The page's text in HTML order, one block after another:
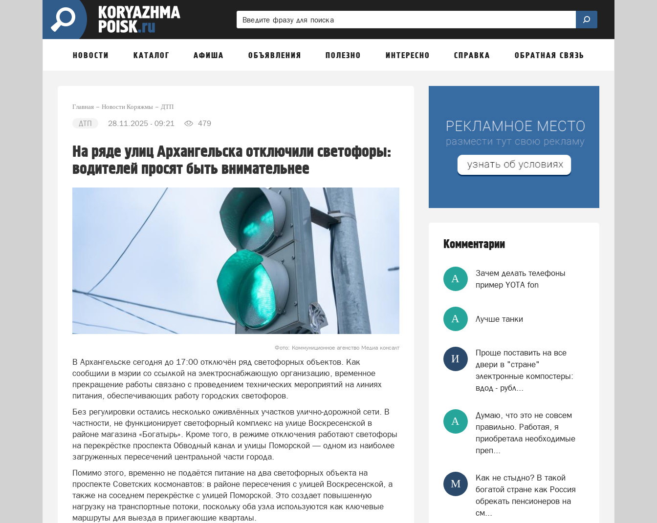
НОВОСТИ КАТАЛОГ АФИША ОБЪЯВЛЕНИЯ ПОЛЕЗНО ИНТЕРЕСНО СПРАВКА ОБРАТНАЯ СВЯЗЬ
Главная Новости Коряжмы ДТП
ДТП 28.11.2025 - 09:21 479
На ряде улиц Архангельска отключили светофоры:
водителей просят быть внимательнее
Фото: Коммуниционное агенство Медиа консалт
В Архангельске сегодня до 17:00 отключён ряд светофорных объектов. Как
сообщили в мэрии со ссылкой на электроснабжающую организацию, временное
прекращение работы связано с проведением технических мероприятий на линиях
питания, обеспечивающих работу городских светофоров.
Без регулировки остались несколько оживлённых участков улично-дорожной сети. В
частности, не функционирует светофорный комплекс на улице Воскресенской в
районе магазина «Богатырь». Кроме того, в режиме отключения работают светофоры
на перекрёстке проспекта Обводный канал и улицы Поморской — одном из наиболее
загруженных пересечений центральной части города.
Помимо этого, временно не подаётся питание на два светофорных объекта на
проспекте Советских космонавтов: в районе пересечения с улицей Воскресенской, а
также на соседнем перекрёстке с улицей Поморской. Это создает повышенную
нагрузку на транспортные потоки, поскольку оба узла используются как ключевые
маршруты для выезда в прилегающие кварталы.
Комментарии
А
Зачем делать телефоны
пример YOTA fon
А Лучше танки
И
Проще поставить на все
двери в "стране"
электронные компостеры:
вдод - рубл...
А
Думаю, что это не совсем
правильно. Работая, я
приобретала необходимые
преп...
М
Как не стыдно? В такой
богатой стране как Россия
обрекать пенсионеров на
см...